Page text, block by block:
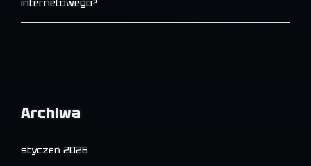
internetowego?
Archiwa
styczeń 2026